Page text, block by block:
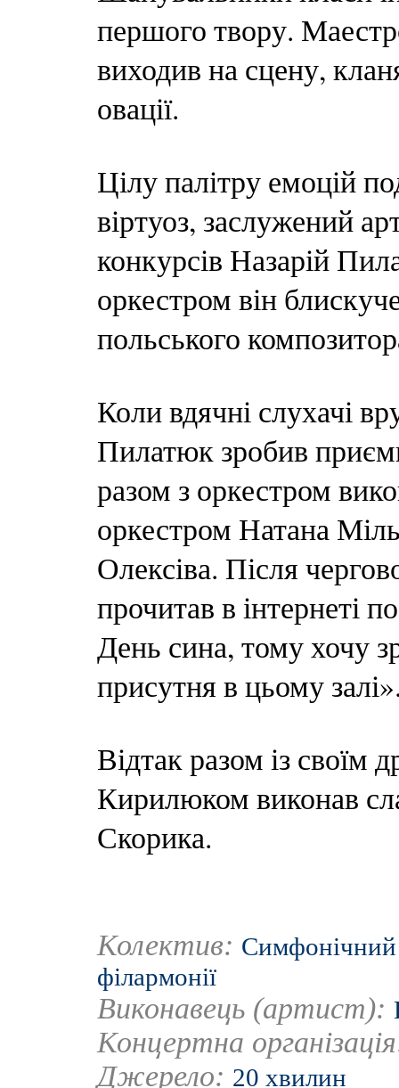
першого твору.
виходив на сцену,
овації.
Цілу палітру емоцій
віртуоз, заслужений
конкурсів Назарій
оркестром він
польського
Коли вдячні слухачі
Пилатюк зробив
разом з оркестром
оркестром Натана
Олексіва. Після
прочитав в інтернеті
День сина, тому хочу
присутня в цьому
Відтак разом із своїм
Кирилюком виконав
Скорика.
Колектив: Симфонічний
філармонії
Виконавець (артист):
Концертна
Джерело: 20 хвилин